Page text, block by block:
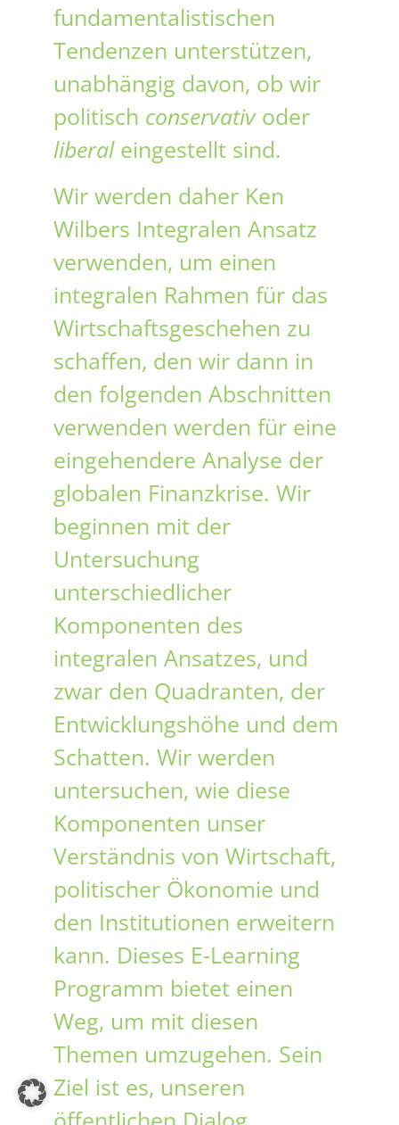
fundamentalistischen
Tendenzen unterstützen,
unabhängig davon, ob wir
politisch conservativoder
liberaleingestellt sind.
Wir werden daher Ken
Wilbers Integralen Ansatz
verwenden, um einen
integralen Rahmen für das
Wirtschaftsgeschehen zu
schaffen, den wir dann in
den folgenden Abschnitten
verwenden werden für eine
eingehendere Analyse der
globalen Finanzkrise. Wir
beginnen mit der
Untersuchung
unterschiedlicher
Komponenten des
integralen Ansatzes, und
zwar den Quadranten, der
Entwicklungshöhe und dem
Schatten. Wir werden
untersuchen, wie diese
Komponenten unser
Verständnis von Wirtschaft,
politischer Ökonomie und
den Institutionen erweitern
kann. Dieses E-Learning
Programm bietet einen
Weg, um mit diesen
Themen umzugehen. Sein
Ziel ist es, unseren